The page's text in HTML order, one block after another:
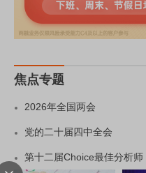
焦点专题
2026年全国两会
党的二十届四中全会
第十二届Choice最佳分析师